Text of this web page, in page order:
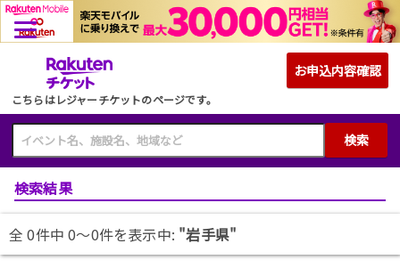
こちらはレジャーチケットのページです。
検索
検索結果
全 0件中 0〜0件を表示中: "岩手県"